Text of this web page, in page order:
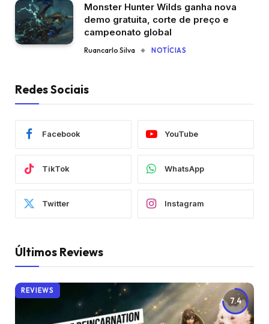
Monster Hunter Wilds ganha nova
demo gratuita, corte de preço e
campeonato global
Ruancarlo Silva NOTÍCIAS
Redes Sociais
Facebook YouTube
TikTok WhatsApp
Twitter Instagram
Últimos Reviews
7.4
REVIEWS